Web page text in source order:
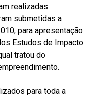
realizadas
submetidas a
para apresentação
Estudos de Impacto
tratou do
para toda a